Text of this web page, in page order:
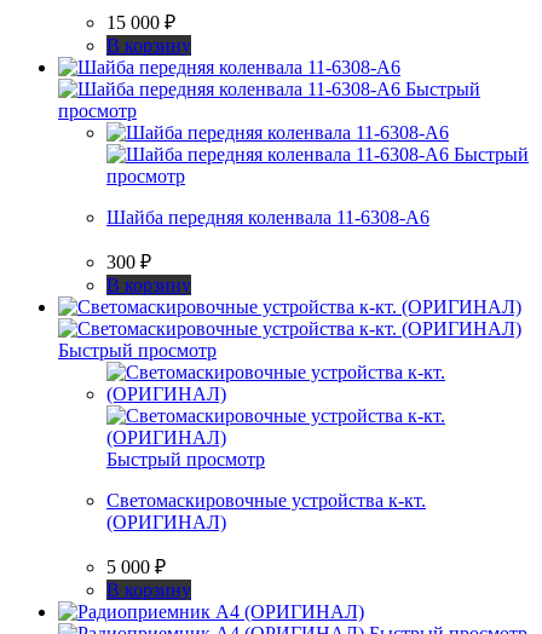
15 000 ₽
В корзину
Быстрый
просмотр
Быстрый
просмотр
Шайба передняя коленвала 11-6308-А6
300 ₽
В корзину
Быстрый просмотр
Быстрый просмотр
Светомаскировочные устройства к-кт.
(ОРИГИНАЛ)
5 000 ₽
В корзину